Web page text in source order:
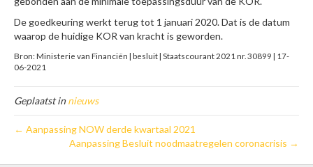
De goedkeuring werkt terug tot 1 januari 2020. Dat is de datum
waarop de huidige KOR van kracht is geworden.
Bron: Ministerie van Financiën | besluit | Staatscourant 2021 nr. 30899 | 17-
06-2021
Geplaatst innieuws
← Aanpassing NOW derde kwartaal 2021
Aanpassing Besluit noodmaatregelen coronacrisis →